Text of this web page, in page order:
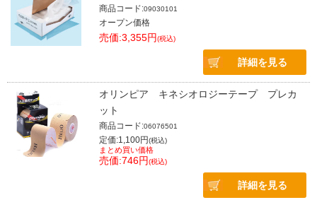
商品コード:09030101
オープン価格
売価:3,355円(税込)
詳細を見る
オリンピア キネシオロジーテープ プレカ
ット
商品コード:06076501
定価:1,100円(税込)
まとめ買い価格
売価:746円(税込)
詳細を見る